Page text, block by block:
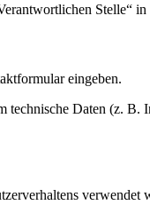
Stelle“
eingeben.
Daten (z. B.
verwendet